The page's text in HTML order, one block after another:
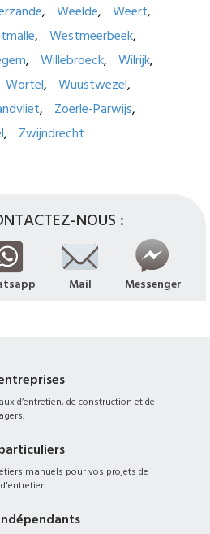
Weelde
Weert
Westmeerbeek
Willebroeck
Wilrijk
Wortel
Wuustwezel
Zoerle-Parwijs
Zwijndrecht
NOUS :
Mail Messenger
d’entretien, de construction et de
manuels pour vos projets de